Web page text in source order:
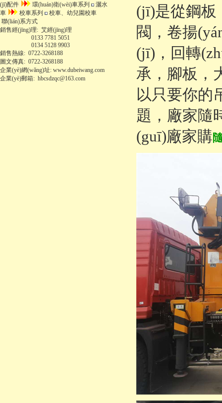
(jī)配件
環(huán)衛(wèi)車系列
灑水
車
校車系列
校車、幼兒園校車
聯(lián)系方式
銷售經(jīng)理: 艾經(jīng)理
0133 7781 5051
0134 5128 9903
銷售熱線: 0722-3268188
圖文傳真: 0722-3268188
企業(yè)網(wǎng)址: www.dubeiwang.com
企業(yè)郵箱: hbcsdzqc@163.com
(jī)是從鋼板
閥，卷揚
(jī)，回
承，腳板，
以只要你的
題，廠
(guī)廠家購